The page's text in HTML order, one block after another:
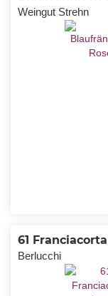
Weingut Strehn
61
Berlucchi